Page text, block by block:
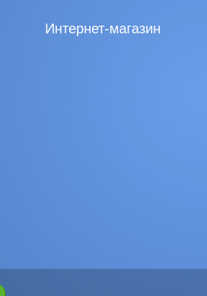
Интернет-магазин